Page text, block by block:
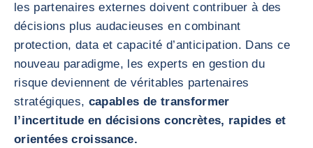
les partenaires externes doivent contribuer à des
décisions plus audacieuses en combinant
protection, data et capacité d’anticipation. Dans ce
nouveau paradigme, les experts en gestion du
risque deviennent de véritables partenaires
stratégiques, capables de transformer
l’incertitude en décisions concrètes, rapides et
orientées croissance.